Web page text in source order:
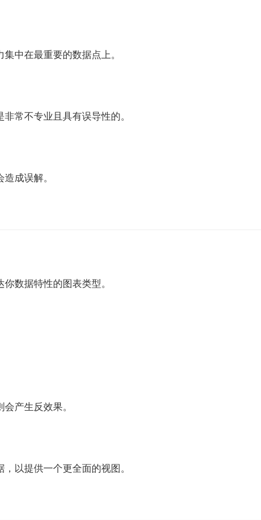
中在最重要的数据点上。
常不专业且具有误导性的。
成误解。
数据特性的图表类型。
产生反效果。
以提供一个更全面的视图。